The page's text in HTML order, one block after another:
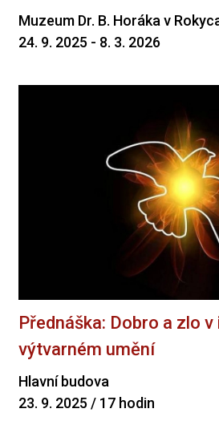
Muzeum Dr. B. Horáka v
24. 9. 2025 - 8. 3. 2026
Přednáška: Dobro a zlo
výtvarném umění
Hlavní budova
23. 9. 2025 / 17 hodin